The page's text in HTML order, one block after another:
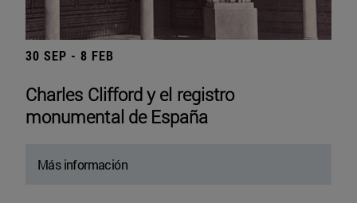
30 SEP - 8 FEB
Charles Clifford y el registro
monumental de España
Más información